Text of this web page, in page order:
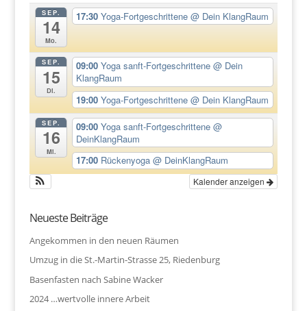
SEP.
14
Mo.
17:30Yoga-Fortgeschrittene@ Dein KlangRaum
SEP.
15
Di.
09:00Yoga sanft-Fortgeschrittene@ Dein
KlangRaum
19:00Yoga-Fortgeschrittene@ Dein KlangRaum
SEP.
16
Mi.
09:00Yoga sanft-Fortgeschrittene@
DeinKlangRaum
17:00 Rückenyoga@ DeinKlangRaum
Kalender anzeigen
Neueste Beiträge
Angekommen in den neuen Räumen
Umzug in die St.-Martin-Strasse 25, Riedenburg
Basenfasten nach Sabine Wacker
2024 …wertvolle innere Arbeit